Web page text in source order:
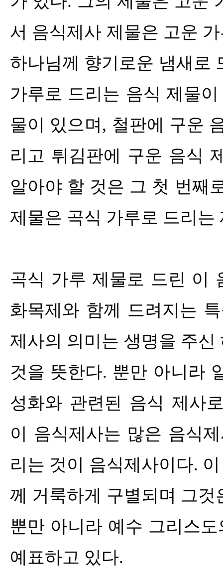
서 음식제사 제물은 고운
하나님께 향기로운 냄새로
가루로 드리는 음식 제물
물이 있으며, 철판에 구운
리고 튀김판에 구운 음식
알아야 할 것은 그 첫 번째
제물은 곡식 가루로 드리는
곡식 가루 제물로 드린 이
화목제와 함께 드려지는
제사의 의미는 생명을 주
것을 뜻한다. 뿐만 아니라
성화와 관련된 음식 제사
이 음식제사는 많은 음식
리는 것이 음식제사이다.
께 거룩하게 구별되며 그
뿐만 아니라 예수 그리스
예표하고 있다.